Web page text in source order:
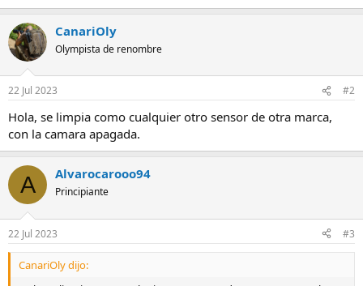
CanariOly
Olympista de renombre
22 Jul 2023 #2
Hola, se limpia como cualquier otro sensor de otra marca,
con la camara apagada.
A Alvarocarooo94
Principiante
22 Jul 2023 #3
CanariOly dijo: